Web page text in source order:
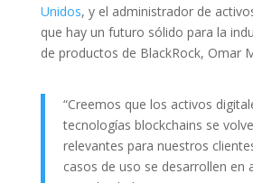
Unidos, y el administrador de
que hay un futuro sólido para la
de productos de BlackRock, Omar
“Creemos que los activos
tecnologías blockchains se
relevantes para nuestros
casos de uso se desarrollen en